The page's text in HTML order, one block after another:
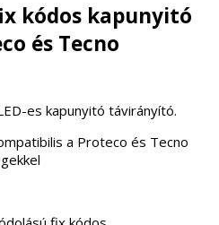
kódos kapunyitó
és Tecno
es kapunyitó távirányító.
a Proteco és Tecno